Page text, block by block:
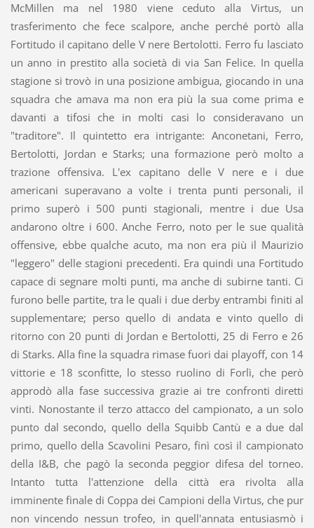
McMillen ma nel 1980 viene ceduto alla Virtus, un
trasferimento che fece scalpore, anche perché portò alla
Fortitudo il capitano delle V nere Bertolotti. Ferro fu lasciato
un anno in prestito alla società di via San Felice. In quella
stagione si trovò in una posizione ambigua, giocando in una
squadra che amava ma non era più la sua come prima e
davanti a tifosi che in molti casi lo consideravano un
"traditore". Il quintetto era intrigante: Anconetani, Ferro,
Bertolotti, Jordan e Starks; una formazione però molto a
trazione offensiva. L'ex capitano delle V nere e i due
americani superavano a volte i trenta punti personali, il
primo superò i 500 punti stagionali, mentre i due Usa
andarono oltre i 600. Anche Ferro, noto per le sue qualità
offensive, ebbe qualche acuto, ma non era più il Maurizio
"leggero" delle stagioni precedenti. Era quindi una Fortitudo
capace di segnare molti punti, ma anche di subirne tanti. Ci
furono belle partite, tra le quali i due derby entrambi finiti al
supplementare; perso quello di andata e vinto quello di
ritorno con 20 punti di Jordan e Bertolotti, 25 di Ferro e 26
di Starks. Alla fine la squadra rimase fuori dai playoff, con 14
vittorie e 18 sconfitte, lo stesso ruolino di Forlì, che però
approdò alla fase successiva grazie ai tre confronti diretti
vinti. Nonostante il terzo attacco del campionato, a un solo
punto dal secondo, quello della Squibb Cantù e a due dal
primo, quello della Scavolini Pesaro, finì così il campionato
della I&B, che pagò la seconda peggior difesa del torneo.
Intanto tutta l'attenzione della città era rivolta alla
imminente finale di Coppa dei Campioni della Virtus, che pur
non vincendo nessun trofeo, in quell'annata entusiasmò i